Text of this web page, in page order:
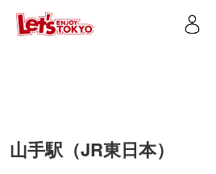
山手駅（JR東日本）